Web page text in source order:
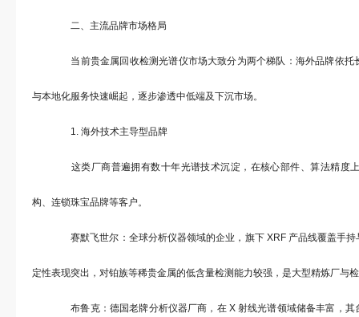
二、主流品牌市场格局
当前贵金属回收检测光谱仪市场大致分为两个梯队：海外品牌依托
与本地化服务快速崛起，逐步渗透中低端及下沉市场。
1. 海外技术主导型品牌
这类厂商普遍拥有数十年光谱技术沉淀，在核心部件、算法精度
构、连锁珠宝品牌等客户。
赛默飞世尔：全球分析仪器领域的企业，旗下 XRF 产品线覆盖手持
定性表现突出，对铂族等稀贵金属的低含量检测能力较强，是大型精炼厂与
布鲁克：德国老牌分析仪器厂商，在 X 射线光谱领域储备丰富，其